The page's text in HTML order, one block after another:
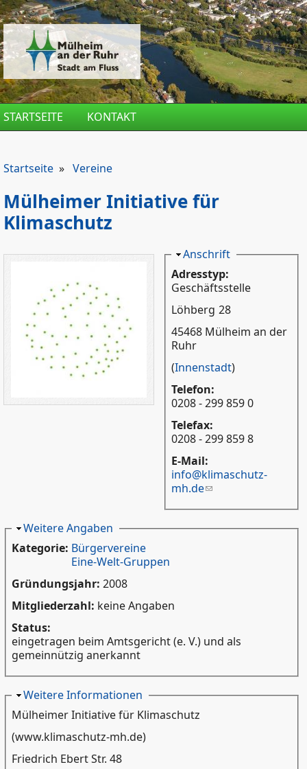
Direkt zum Inhalt
STARTSEITE KONTAKT
Startseite » Vereine
Mülheimer Initiative für
Klimaschutz
Ausblenden
Anschrift
Adresstyp:
Geschäftsstelle
Löhberg 28
45468 Mülheim an der
Ruhr
(Innenstadt)
Telefon:
0208 - 299 859 0
Telefax:
0208 - 299 859 8
E-Mail:
info@klimaschutz-
mh.de
Ausblenden
Weitere Angaben
Kategorie: Bürgervereine
Eine-Welt-Gruppen
Gründungsjahr: 2008
Mitgliederzahl: keine Angaben
Status:
eingetragen beim Amtsgericht (e. V.) und als
gemeinnützig anerkannt
Ausblenden
Weitere Informationen
Mülheimer Initiative für Klimaschutz
(www.klimaschutz-mh.de)
Friedrich Ebert Str. 48